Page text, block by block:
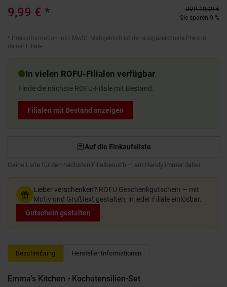
9,99 € * UVP 10,99 €
Sie sparen 9 %
* Preisinformation inkl. MwSt. Maßgeblich ist der ausgezeichnete Preis in
deiner Filiale.
In vielen ROFU-Filialen verfügbar
Finde die nächste ROFU-Filiale mit Bestand:
Filialen mit Bestand anzeigen
Auf die Einkaufsliste
Deine Liste für den nächsten Filialbesuch — am Handy immer dabei.
Lieber verschenken? ROFU Geschenkgutschein — mit
Motiv und Grußtext gestalten, in jeder Filiale einlösbar.
Gutschein gestalten
Beschreibung Hersteller Informationen
Emma's Kitchen - Kochutensilien-Set